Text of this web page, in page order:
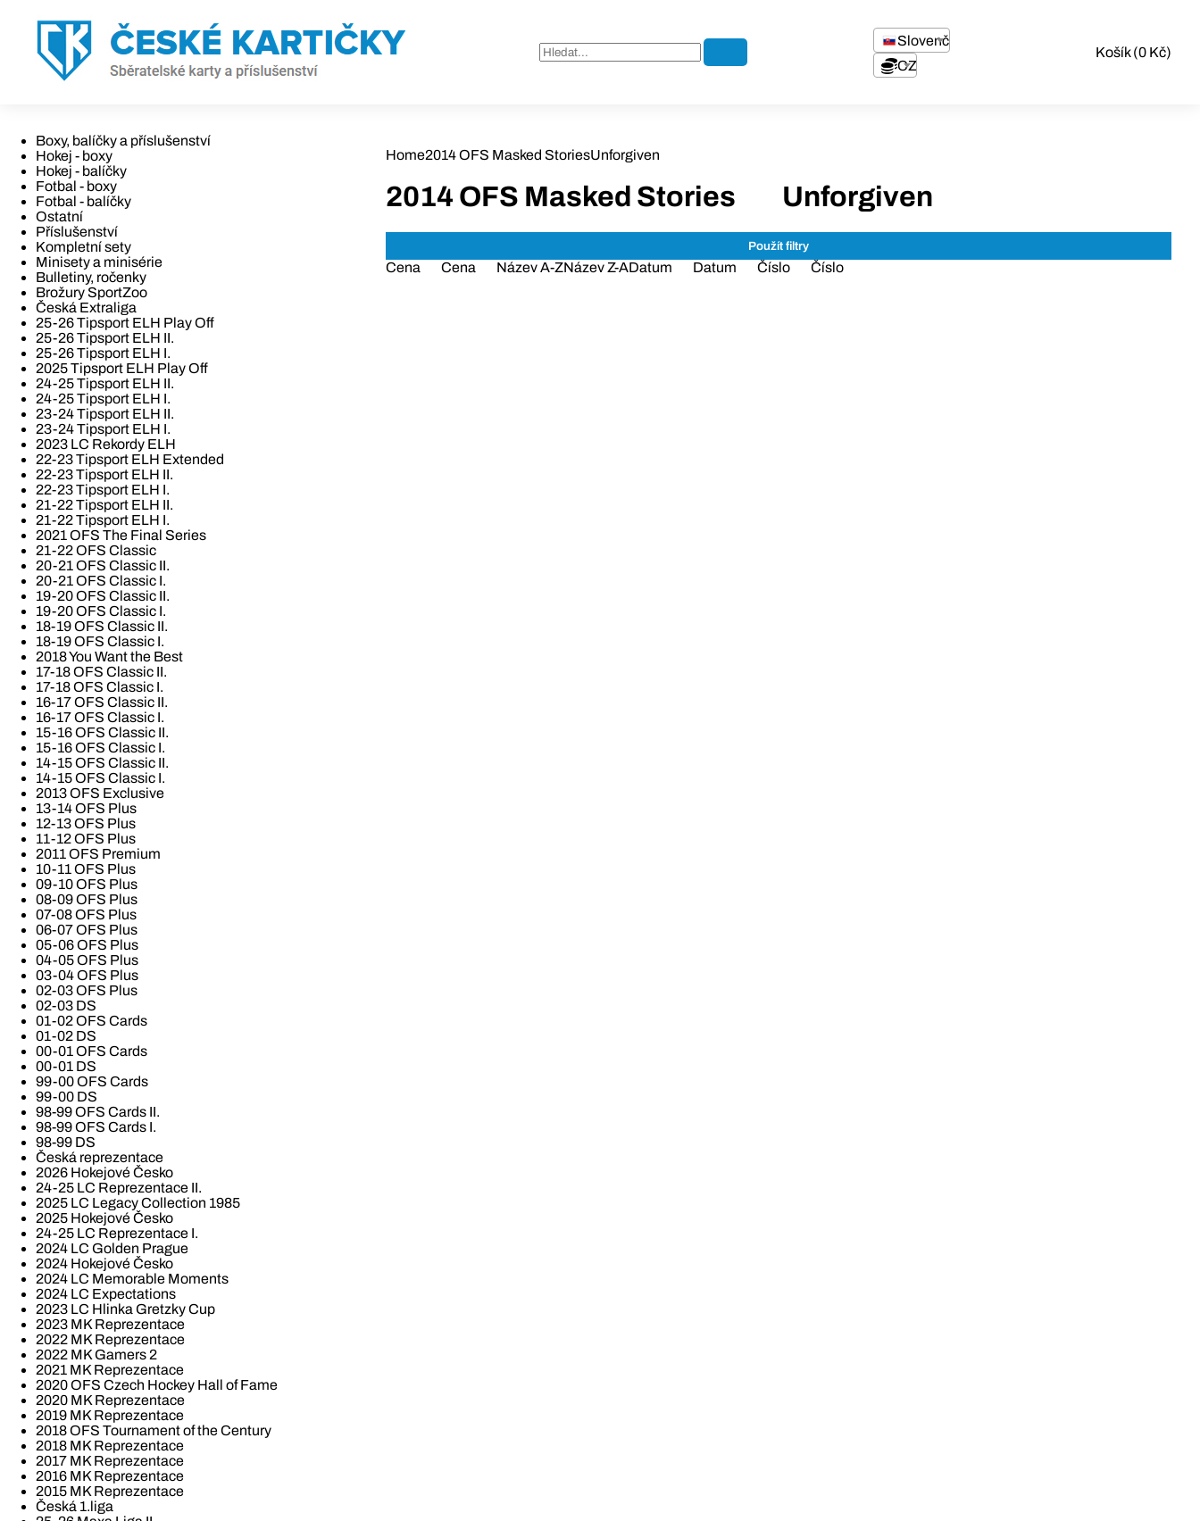
Slovenčina
CZK
Košík (0 Kč)
Boxy, balíčky a příslušenství
Hokej - boxy
Hokej - balíčky
Fotbal - boxy
Fotbal - balíčky
Ostatní
Příslušenství
Kompletní sety
Minisety a minisérie
Bulletiny, ročenky
Brožury SportZoo
Česká Extraliga
25-26 Tipsport ELH Play Off
25-26 Tipsport ELH II.
25-26 Tipsport ELH I.
2025 Tipsport ELH Play Off
24-25 Tipsport ELH II.
24-25 Tipsport ELH I.
23-24 Tipsport ELH II.
23-24 Tipsport ELH I.
2023 LC Rekordy ELH
22-23 Tipsport ELH Extended
22-23 Tipsport ELH II.
22-23 Tipsport ELH I.
21-22 Tipsport ELH II.
21-22 Tipsport ELH I.
2021 OFS The Final Series
21-22 OFS Classic
20-21 OFS Classic II.
20-21 OFS Classic I.
19-20 OFS Classic II.
19-20 OFS Classic I.
18-19 OFS Classic II.
18-19 OFS Classic I.
2018 You Want the Best
17-18 OFS Classic II.
17-18 OFS Classic I.
16-17 OFS Classic II.
16-17 OFS Classic I.
15-16 OFS Classic II.
15-16 OFS Classic I.
14-15 OFS Classic II.
14-15 OFS Classic I.
2013 OFS Exclusive
13-14 OFS Plus
12-13 OFS Plus
11-12 OFS Plus
2011 OFS Premium
10-11 OFS Plus
09-10 OFS Plus
08-09 OFS Plus
07-08 OFS Plus
06-07 OFS Plus
05-06 OFS Plus
04-05 OFS Plus
03-04 OFS Plus
02-03 OFS Plus
02-03 DS
01-02 OFS Cards
01-02 DS
00-01 OFS Cards
00-01 DS
99-00 OFS Cards
99-00 DS
98-99 OFS Cards II.
98-99 OFS Cards I.
98-99 DS
Česká reprezentace
2026 Hokejové Česko
24-25 LC Reprezentace II.
2025 LC Legacy Collection 1985
2025 Hokejové Česko
24-25 LC Reprezentace I.
2024 LC Golden Prague
2024 Hokejové Česko
2024 LC Memorable Moments
2024 LC Expectations
2023 LC Hlinka Gretzky Cup
2023 MK Reprezentace
2022 MK Reprezentace
2022 MK Gamers 2
2021 MK Reprezentace
2020 OFS Czech Hockey Hall of Fame
2020 MK Reprezentace
2019 MK Reprezentace
2018 OFS Tournament of the Century
2018 MK Reprezentace
2017 MK Reprezentace
2016 MK Reprezentace
2015 MK Reprezentace
Česká 1.liga
Home2014 OFS Masked StoriesUnforgiven
2014 OFS Masked Stories Unforgiven
Cena Cena Název A-ZNázev Z-ADatum Datum Číslo Číslo